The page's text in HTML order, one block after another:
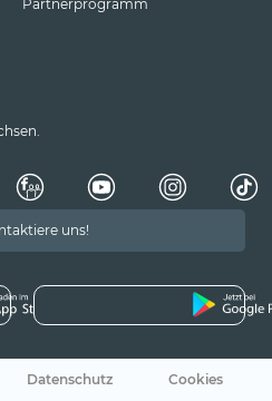
Partnerprogramm
uns!
Datenschutz
Cookies